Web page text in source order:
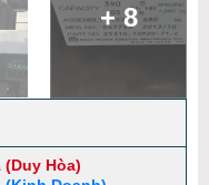
+ 8
(Duy Hòa)